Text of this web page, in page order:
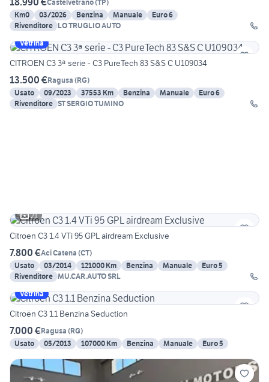
Castelvetrano(TP)
Km0
03/2026 Benzina Manuale
Euro 6
Rivenditore LO TRUGLIO AUTO
Vetrina
CITROEN C3 3ª serie - C3 PureTech 83 S&S C U109034
13.500 €Ragusa (RG)
Usato
09/2023 37553 Km Benzina Manuale
Euro 6
Rivenditore ST SERGIO TUMINO
21
Citroen C3 1.4 VTi 95 GPL airdream Exclusive
7.800 €Aci Catena (CT)
Usato
03/2014 121000 Km Benzina Manuale
Euro 5
Rivenditore MU.CAR.AUTO SRL
Vetrina
Citroën C3 1.1 Benzina Seduction
7.000 €Ragusa (RG)
Usato
05/2013 107000 Km Benzina Manuale Euro 5